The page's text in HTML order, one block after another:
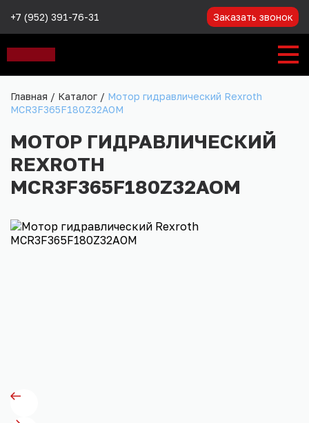
+7 (952) 391-76-31 Заказать звонок
Главная / Каталог / Мотор гидравлический Rexroth
MCR3F365F180Z32AOM
МОТОР ГИДРАВЛИЧЕСКИЙ
REXROTH
MCR3F365F180Z32AOM